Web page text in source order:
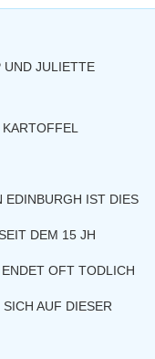
UND JULIETTE
EDINBURGH IST DIES
DEM 15 JH
OFT TODLICH
AUF DIESER